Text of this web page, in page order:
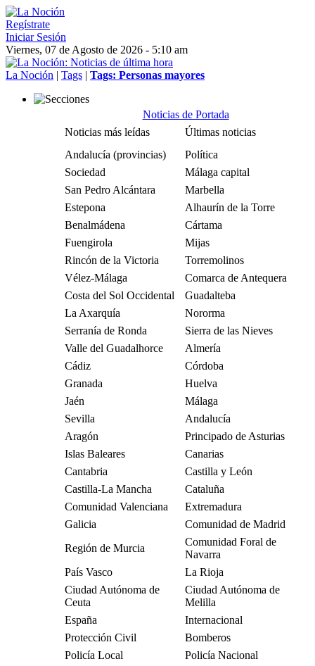
Regístrate
Iniciar Sesión
Viernes, 07 de Agosto de 2026 - 5:10 am
La Noción | Tags | Tags: Personas mayores
Noticias de Portada
Noticias más leídas
Últimas noticias
Andalucía (provincias)
Política
Sociedad
Málaga capital
San Pedro Alcántara
Marbella
Estepona
Alhaurín de la Torre
Benalmádena
Cártama
Fuengirola
Mijas
Rincón de la Victoria
Torremolinos
Vélez-Málaga
Comarca de Antequera
Costa del Sol Occidental
Guadalteba
La Axarquía
Nororma
Serranía de Ronda
Sierra de las Nieves
Valle del Guadalhorce
Almería
Cádiz
Córdoba
Granada
Huelva
Jaén
Málaga
Sevilla
Andalucía
Aragón
Principado de Asturias
Islas Baleares
Canarias
Cantabria
Castilla y León
Castilla-La Mancha
Cataluña
Comunidad Valenciana
Extremadura
Galicia
Comunidad de Madrid
Región de Murcia
Comunidad Foral de
Navarra
País Vasco
La Rioja
Ciudad Autónoma de
Ceuta
Ciudad Autónoma de
Melilla
España
Internacional
Protección Civil
Bomberos
Policía Local
Policía Nacional